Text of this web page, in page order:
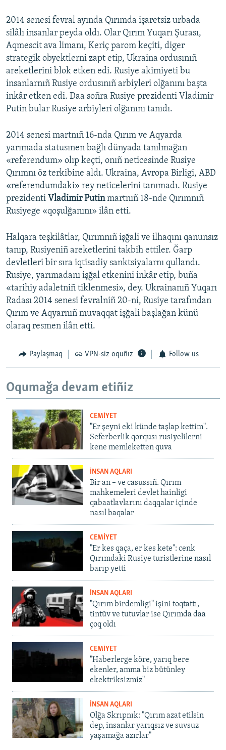
2014 senesi fevral ayında Qırımda işaretsiz urbada
silâlı insanlar peyda oldı. Olar Qırım Yuqarı Şurası,
Aqmescit ava limanı, Keriç parom keçiti, diger
strategik obyektlerni zapt etip, Ukraina ordusınıñ
areketlerini blok etken edi. Rusiye akimiyeti bu
insanlarnıñ Rusiye ordusınıñ arbiyleri olğanını başta
inkâr etken edi. Daa soñra Rusiye prezidenti Vladimir
Putin bular Rusiye arbiyleri olğanını tanıdı.
2014 senesi martnıñ 16-nda Qırım ve Aqyarda
yarımada statusınen bağlı dünyada tanılmağan
«referendum» olıp keçti, onıñ neticesinde Rusiye
Qırımnı öz terkibine aldı. Ukraina, Avropa Birligi, ABD
«referendumdaki» rey neticelerini tanımadı. Rusiye
prezidenti Vladimir Putinmartnıñ 18-nde Qırımnıñ
Rusiyege «qoşulğanını» ilân etti.
Halqara teşkilâtlar, Qırımnıñ işğali ve ilhaqını qanunsız
tanıp, Rusiyeniñ areketlerini takbih ettiler. Ğarp
devletleri bir sıra iqtisadiy sanktsiyalarnı qullandı.
Rusiye, yarımadanı işğal etkenini inkâr etip, buña
«tarihiy adaletniñ tiklenmesi», dey. Ukrainanıñ Yuqarı
Radası 2014 senesi fevralniñ 20-ni, Rusiye tarafından
Qırım ve Aqyarnıñ muvaqqat işğali başlağan künü
olaraq resmen ilân etti.
Paylaşmaq VPN-siz oquñız Follow us
Oqumağa devam etiñiz
CEMİYET
"Er şeyni eki künde taşlap kettim".
Seferberlik qorqusı rusiyelilerni
kene memleketten quva
İNSAN AQLARI
Bir an – ve casussıñ. Qırım
mahkemeleri devlet hainligi
qabaatlavlarını daqqalar içinde
nasıl baqalar
CEMİYET
"Er kes qaça, er kes kete": cenk
Qırımdaki Rusiye turistlerine nasıl
barıp yetti
İNSAN AQLARI
"Qırım birdemligi" işini toqtattı,
tintüv ve tutuvlar ise Qırımda daa
çoq oldı
CEMİYET
"Haberlerge köre, yarıq bere
ekenler, amma biz bütünley
ekektriksizmiz"
İNSAN AQLARI
Olğa Skrıpnık: "Qırım azat etilsin
dep, insanlar yarıqsız ve suvsuz
yaşamağa azırlar"